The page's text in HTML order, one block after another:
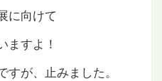
に向けて
ますよ！
が、止みました。